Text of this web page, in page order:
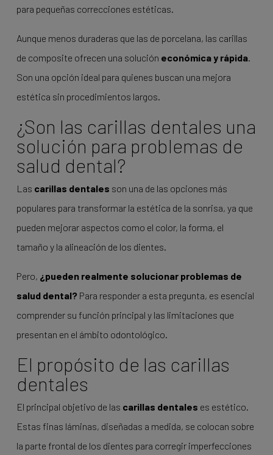
para pequeñas correcciones estéticas.
Aunque menos duraderas que las de porcelana, las carillas
de composite ofrecen una solución económica y rápida.
Son una opción ideal para quienes buscan una mejora
estética sin procedimientos largos.
¿Son las carillas dentales una
solución para problemas de
salud dental?
Las carillas dentales son una de las opciones más
populares para transformar la estética de la sonrisa, ya que
pueden mejorar aspectos como el color, la forma, el
tamaño y la alineación de los dientes.
Pero, ¿pueden realmente solucionar problemas de
salud dental?Para responder a esta pregunta, es esencial
comprender su función principal y las limitaciones que
presentan en el ámbito odontológico.
El propósito de las carillas
dentales
El principal objetivo de las carillas dentales es estético.
Estas finas láminas, diseñadas a medida, se colocan sobre
la parte frontal de los dientes para corregir imperfecciones